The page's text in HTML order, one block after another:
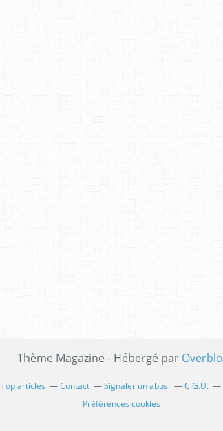
Thème Magazine - Hébergé par
Top articles Contact Signaler un abus C.G.U.
Préférences cookies